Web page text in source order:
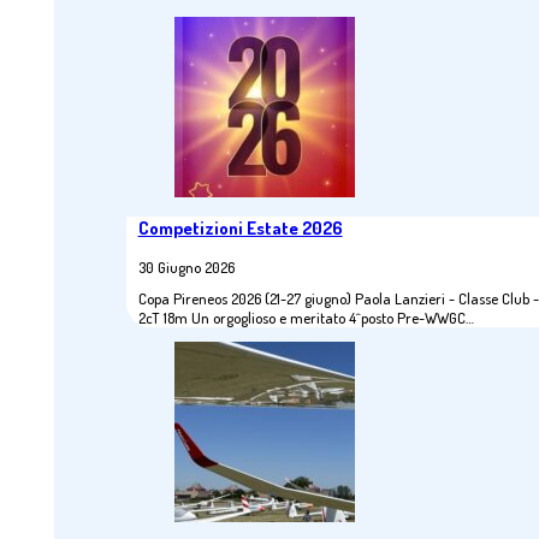
Competizioni Estate 2026
30 Giugno 2026
Copa Pireneos 2026 (21-27 giugno) Paola Lanzieri - Classe Club
2cT 18m Un orgoglioso e meritato 4^posto Pre-WWGC…